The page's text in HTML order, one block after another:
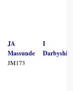
JA
Massunde
JM173
I
Darbyshire